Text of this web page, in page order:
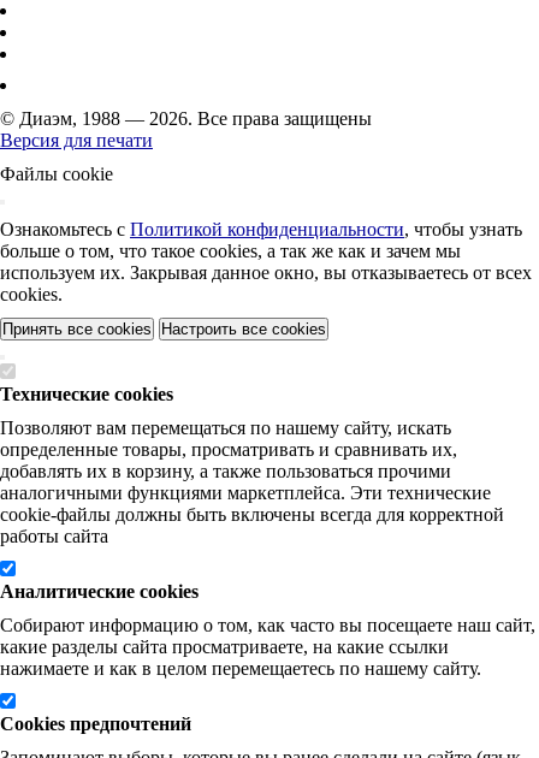
© Диаэм, 1988 — 2026. Все права защищены
Версия для печати
Файлы cookie
Ознакомьтесь с Политикой конфиденциальности, чтобы узнать
больше о том, что такое cookies, а так же как и зачем мы
используем их. Закрывая данное окно, вы отказываетесь от всех
cookies.
Принять все cookies Настроить все cookies
Технические cookies
Позволяют вам перемещаться по нашему сайту, искать
определенные товары, просматривать и сравнивать их,
добавлять их в корзину, а также пользоваться прочими
аналогичными функциями маркетплейса. Эти технические
cookie-файлы должны быть включены всегда для корректной
работы сайта
Аналитические cookies
Собирают информацию о том, как часто вы посещаете наш сайт,
какие разделы сайта просматриваете, на какие ссылки
нажимаете и как в целом перемещаетесь по нашему сайту.
Cookies предпочтений